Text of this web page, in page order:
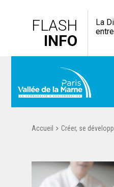
FLASH
INFO
La
Accueil Créer, se